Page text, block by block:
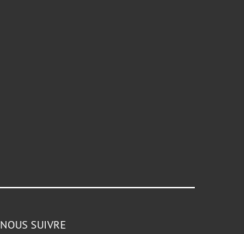
NOUS SUIVRE